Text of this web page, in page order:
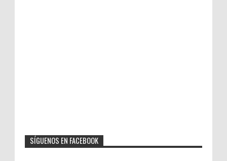
SÍGUENOS EN FACEBOOK